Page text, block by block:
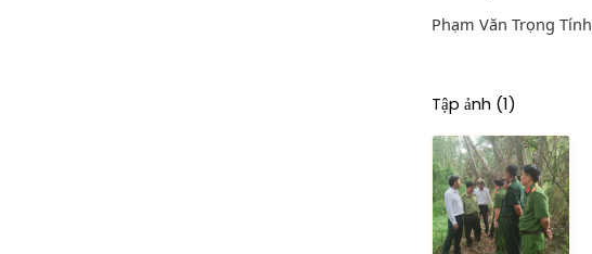
Phạm Văn Trọng Tính
Tập ảnh (1)